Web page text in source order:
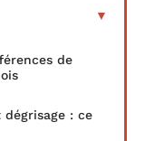
de
: ce